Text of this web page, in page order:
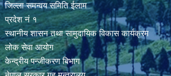
जिल्ला समन्वय समिति ईलाम
प्रदेश नं १
स्थानीय शासन तथा सामुदायिक विकास कार्यक्रम
लोक सेवा आयोग
केन्द्रीय पन्जीकरण बिभाग